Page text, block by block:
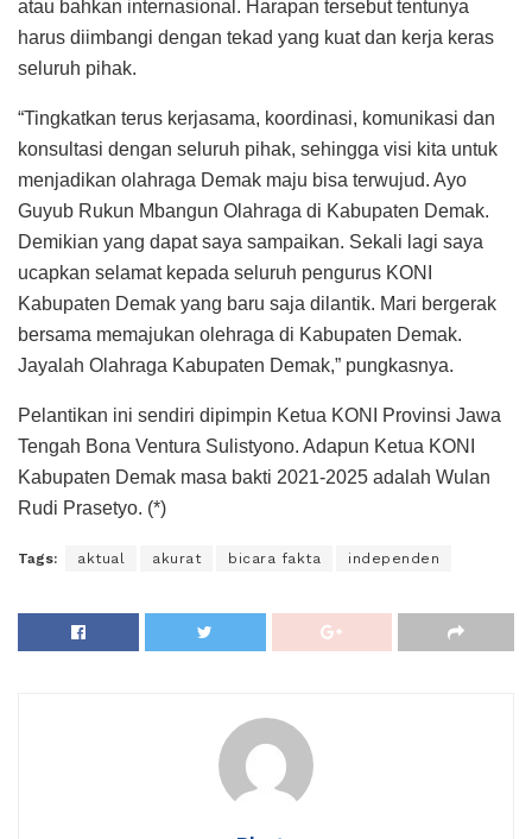
atau bahkan internasional. Harapan tersebut tentunya
harus diimbangi dengan tekad yang kuat dan kerja keras
seluruh pihak.
“Tingkatkan terus kerjasama, koordinasi, komunikasi dan
konsultasi dengan seluruh pihak, sehingga visi kita untuk
menjadikan olahraga Demak maju bisa terwujud. Ayo
Guyub Rukun Mbangun Olahraga di Kabupaten Demak.
Demikian yang dapat saya sampaikan. Sekali lagi saya
ucapkan selamat kepada seluruh pengurus KONI
Kabupaten Demak yang baru saja dilantik. Mari bergerak
bersama memajukan olehraga di Kabupaten Demak.
Jayalah Olahraga Kabupaten Demak,” pungkasnya.
Pelantikan ini sendiri dipimpin Ketua KONI Provinsi Jawa
Tengah Bona Ventura Sulistyono. Adapun Ketua KONI
Kabupaten Demak masa bakti 2021-2025 adalah Wulan
Rudi Prasetyo. (*)
Tags: aktual akurat bicara fakta independen